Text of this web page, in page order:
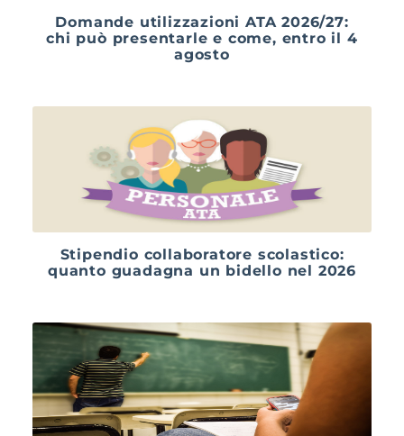
Domande utilizzazioni ATA 2026/27:
chi può presentarle e come, entro il 4
agosto
Stipendio collaboratore scolastico:
quanto guadagna un bidello nel 2026